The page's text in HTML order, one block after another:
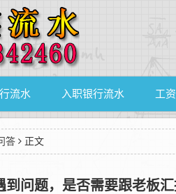
流水 入职银行流水 工
答 正文
到问题，是否需要跟老板汇